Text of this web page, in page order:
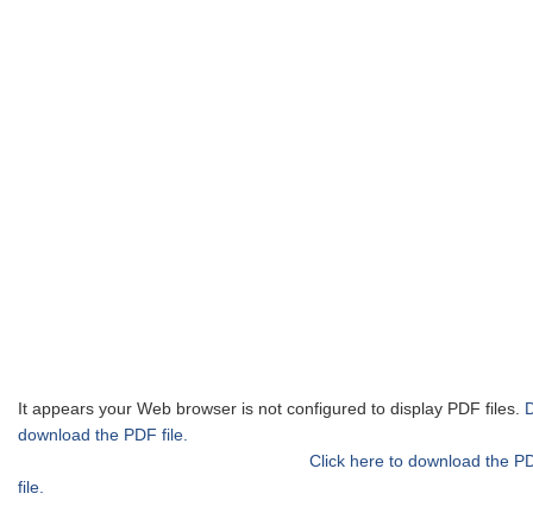
It appears your Web browser is not configured to display PDF files.
download the PDF file.
Click here to download the
file.